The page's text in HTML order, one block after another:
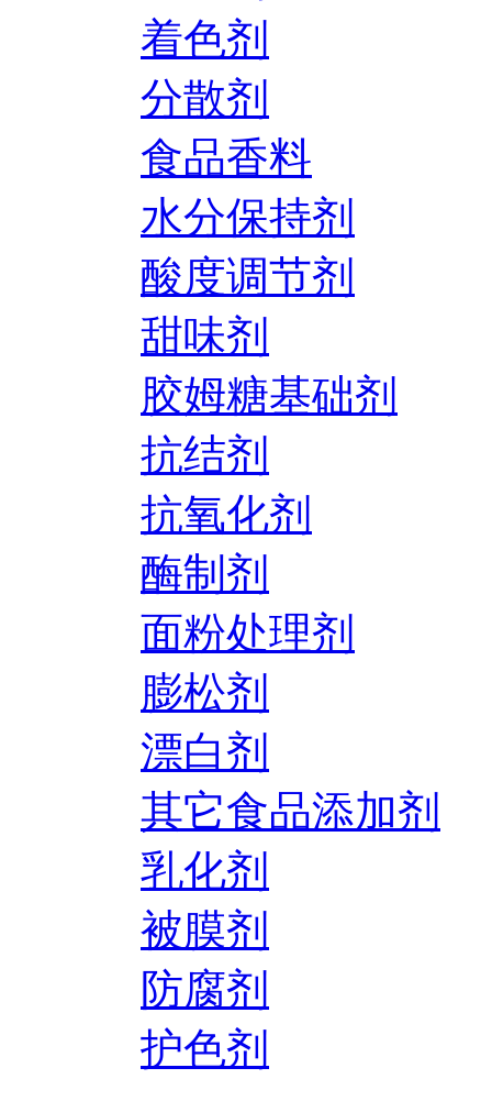
着色剂
分散剂
食品香料
水分保持剂
酸度调节剂
甜味剂
胶姆糖基础剂
抗结剂
抗氧化剂
酶制剂
面粉处理剂
膨松剂
漂白剂
其它食品添加剂
乳化剂
被膜剂
防腐剂
护色剂